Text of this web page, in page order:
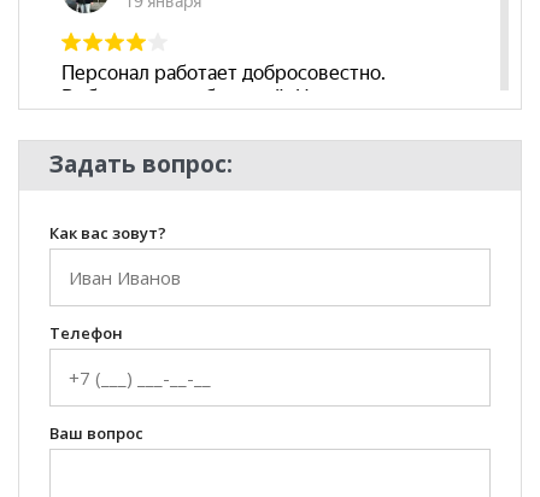
Задать вопрос:
Как вас зовут?
Телефон
Ваш вопрос